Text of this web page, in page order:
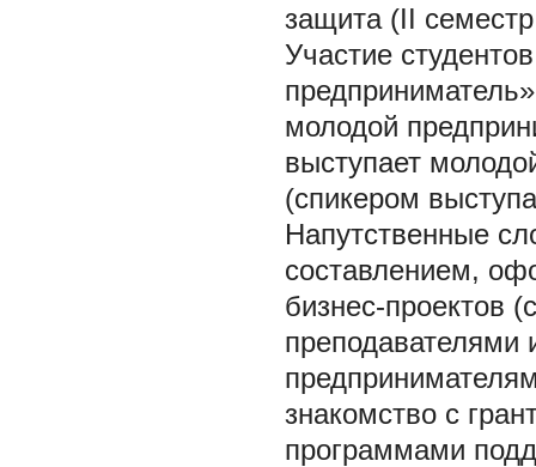
защита (II семестр
Участие
молодой
выступает
(спикером
Напутственные
составлением,
бизнес-проектов
преподавателями
знакомство с
программами